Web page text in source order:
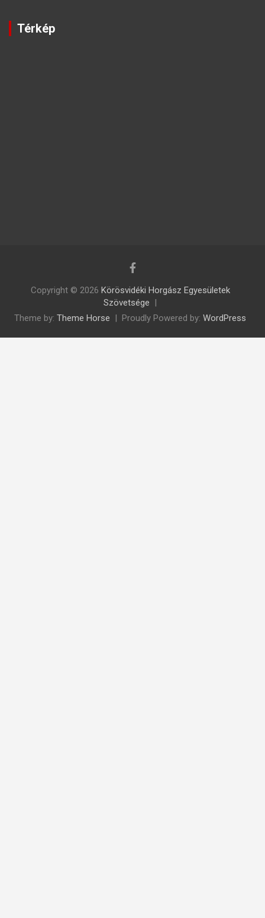
Térkép
Copyright © 2026 Körösvidéki Horgász Egyesületek
Szövetsége
Theme by: Theme Horse Proudly Powered by: WordPress